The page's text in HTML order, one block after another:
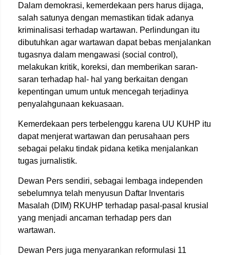
Dalam demokrasi, kemerdekaan pers harus dijaga,
salah satunya dengan memastikan tidak adanya
kriminalisasi terhadap wartawan. Perlindungan itu
dibutuhkan agar wartawan dapat bebas menjalankan
tugasnya dalam mengawasi (social control),
melakukan kritik, koreksi, dan memberikan saran-
saran terhadap hal- hal yang berkaitan dengan
kepentingan umum untuk mencegah terjadinya
penyalahgunaan kekuasaan.
Kemerdekaan pers terbelenggu karena UU KUHP itu
dapat menjerat wartawan dan perusahaan pers
sebagai pelaku tindak pidana ketika menjalankan
tugas jurnalistik.
Dewan Pers sendiri, sebagai lembaga independen
sebelumnya telah menyusun Daftar Inventaris
Masalah (DIM) RKUHP terhadap pasal-pasal krusial
yang menjadi ancaman terhadap pers dan
wartawan.
Dewan Pers juga menyarankan reformulasi 11